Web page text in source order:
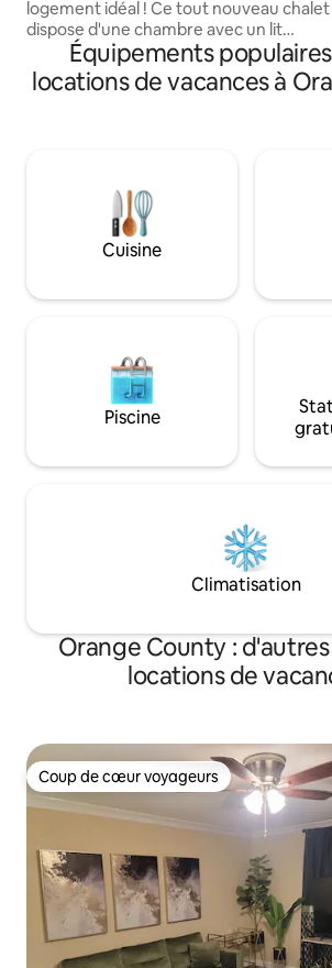
logement idéal ! Ce tout nouveau chalet
dispose d'une chambre avec un lit
Casper queen size, ainsi que d'un
canapé convertible complet dans le
séjour. Vous trouverez une immense
vaisselle, d'une cafetière, etc. Tout le
confort de la maison ! Il y a même un
lave-linge et un sèche-linge ! Les
nouveaux mini-climatiseurs et le
permettent de rester à l'aise pendant
Équipements
locations de vacances à
Cuisine
Piscine
Climatisation
Orange County :
locations de
Coup de cœur voyageurs
Coup de cœur voyageurs